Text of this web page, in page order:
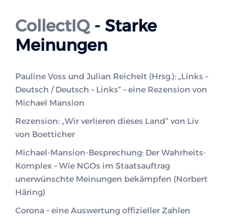
CollectIQ- Starke
Meinungen
Pauline Voss und Julian Reichelt (Hrsg.): „Links –
Deutsch / Deutsch – Links“ – eine Rezension von
Michael Mansion
Rezension: „Wir verlieren dieses Land“ von Liv
von Boetticher
Michael-Mansion-Besprechung: Der Wahrheits-
Komplex – Wie NGOs im Staatsauftrag
unerwünschte Meinungen bekämpfen (Norbert
Häring)
Corona – eine Auswertung offizieller Zahlen